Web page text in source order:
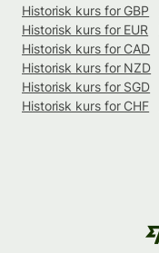
Historisk kurs for GBP
Historisk kurs for EUR
Historisk kurs for CAD
Historisk kurs for NZD
Historisk kurs for SGD
Historisk kurs for CHF